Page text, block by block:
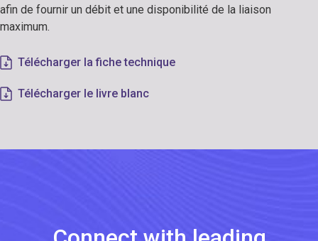
afin de fournir un débit et une disponibilité de la liaison
maximum.
Télécharger la fiche technique
Télécharger le livre blanc